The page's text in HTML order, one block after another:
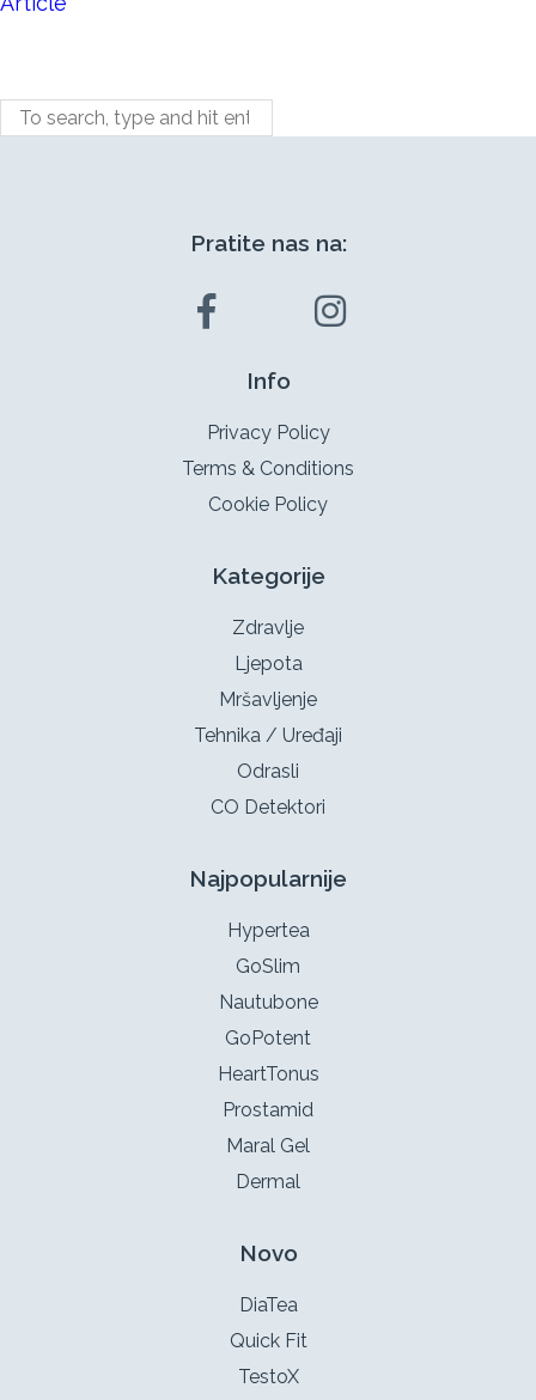
Pratite nas na:
Info
Privacy Policy
Terms & Conditions
Cookie Policy
Kategorije
Zdravlje
Ljepota
Mršavljenje
Tehnika / Uređaji
Odrasli
CO Detektori
Najpopularnije
Hypertea
GoSlim
Nautubone
GoPotent
HeartTonus
Prostamid
Maral Gel
Dermal
Novo
DiaTea
Quick Fit
TestoX